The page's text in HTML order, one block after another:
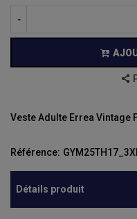
-
Veste Adulte Errea Vintage
Référence:
Détails produit